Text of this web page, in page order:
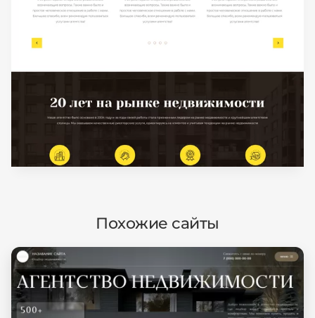
Похожие сайты